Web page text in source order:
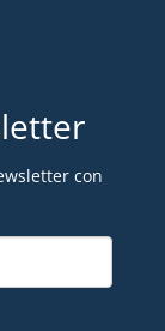
con